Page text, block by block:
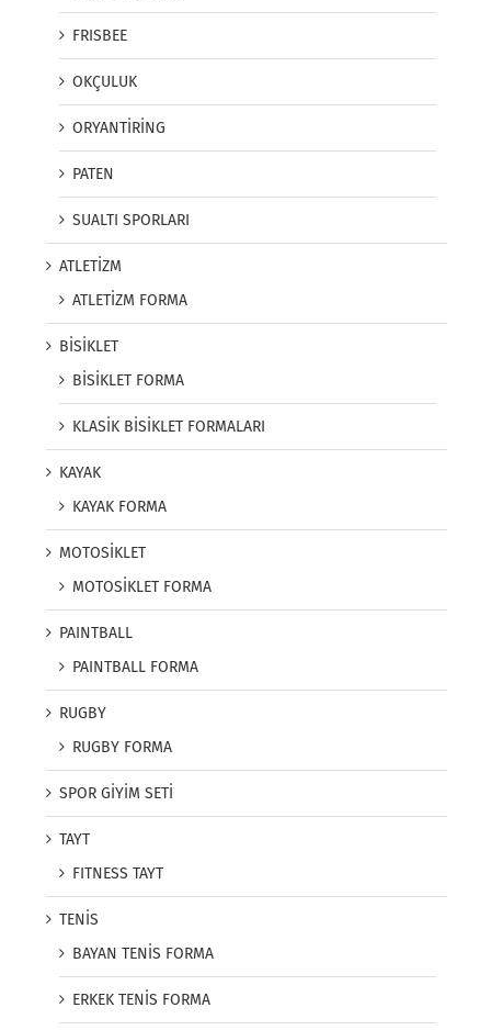
FRISBEE
OKÇULUK
ORYANTİRİNG
PATEN
SUALTI SPORLARI
ATLETİZM
ATLETİZM FORMA
BİSİKLET
BİSİKLET FORMA
KLASİK BİSİKLET FORMALARI
KAYAK
KAYAK FORMA
MOTOSİKLET
MOTOSİKLET FORMA
PAINTBALL
PAINTBALL FORMA
RUGBY
RUGBY FORMA
SPOR GİYİM SETİ
TAYT
FITNESS TAYT
TENİS
BAYAN TENİS FORMA
ERKEK TENİS FORMA